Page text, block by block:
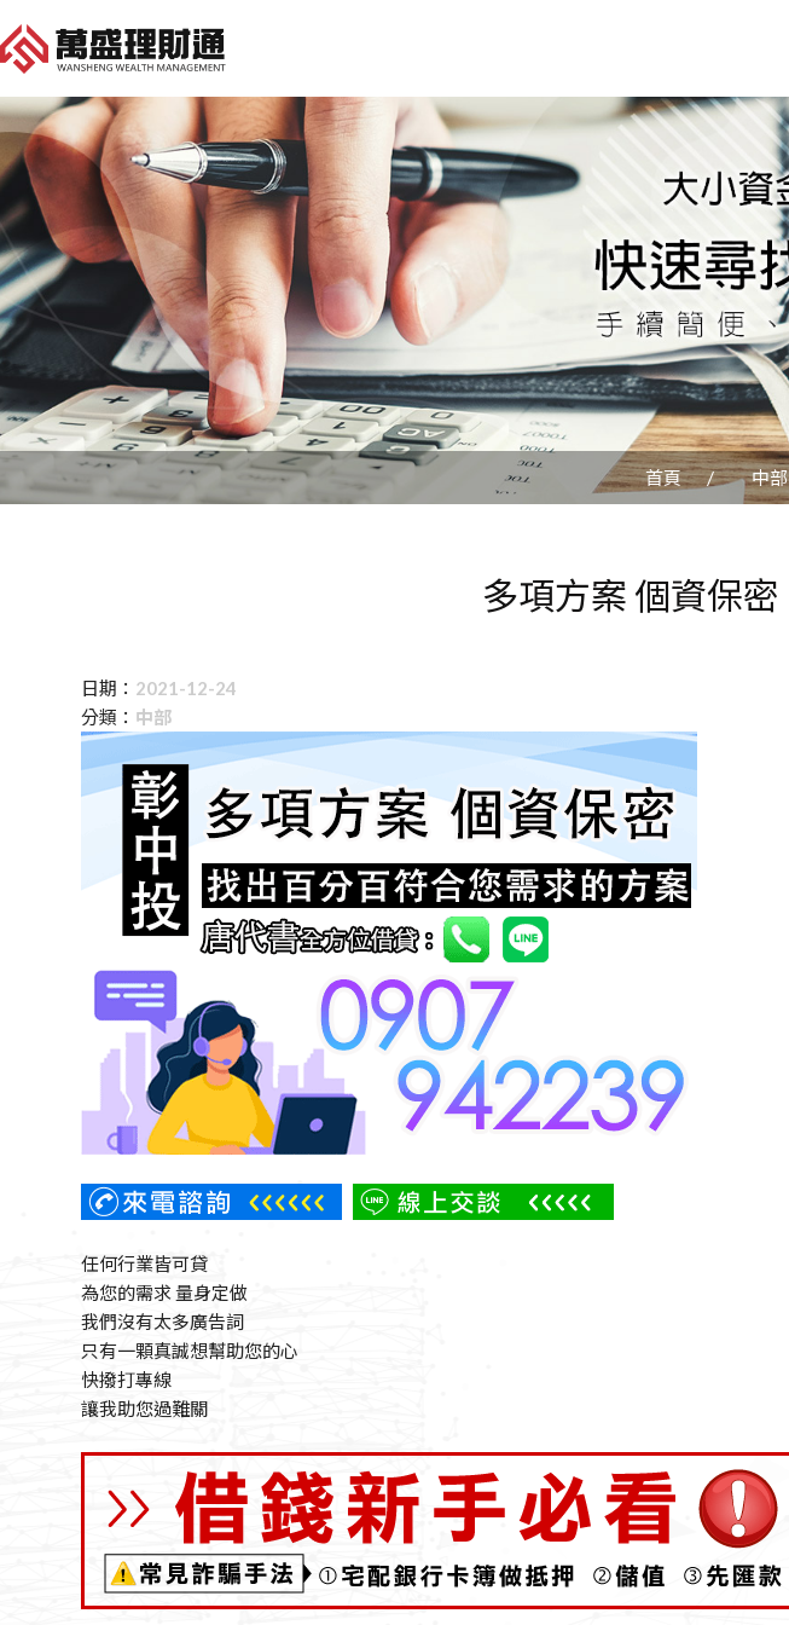
首頁 中部
多項方案 個資保密
日期： 2021-12-24
分類： 中部
任何行業皆可貸
為您的需求 量身定做
我們沒有太多廣告詞
只有一顆真誠想幫助您的心
快撥打專線
讓我助您過難關